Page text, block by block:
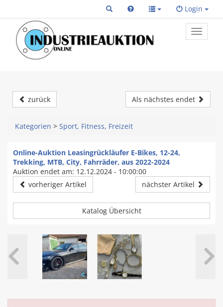
Login
Toggle
primary
zurück Als nächstes endet
Kategorien > Sport, Fitness, Freizeit
Online-Auktion Leasingrückläufer E-Bikes, 12-24,
Trekking, MTB, City, Fahrräder, aus 2022-2024
Auktion endet am: 12.12.2024 - 10:00:00
vorheriger Artikel
nächster Artikel
Katalog Übersicht